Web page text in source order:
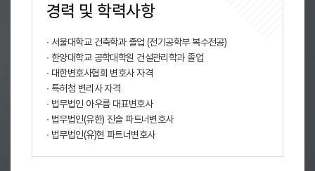
경력 및 학력사항
∙ 서울대학교 건축학과 졸업 (전기공학부 복수전공)
∙ 한양대학교 공학대학원 건설관리학과 졸업
∙ 대한변호사협회 변호사 자격
∙ 특허청 변리사 자격
∙ 법무법인 아우름 대표변호사
∙ 법무법인(유한) 진솔 파트너변호사
∙ 법무법인(유)현 파트너변호사